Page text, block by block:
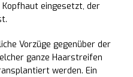
Kopfhaut eingesetzt, der
Vorzüge gegenüber der
ganze Haarstreifen
werden. Ein